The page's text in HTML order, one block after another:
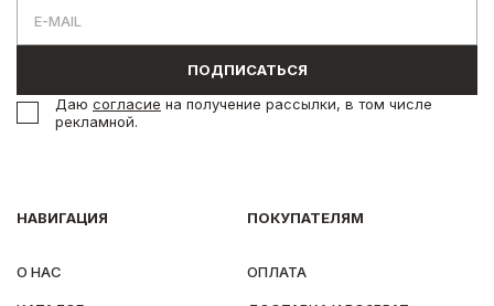
НАВИГАЦИЯ
О НАС
ПОКУПАТЕЛЯМ
ОПЛАТА
ПОДПИСАТЬСЯ
Даю согласие на получение рассылки, в том числе
рекламной.